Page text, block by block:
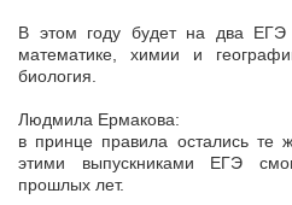
В этом году будет на два ЕГЭ
математике, химии и
биология.
Людмила Ермакова:
в принце правила остались те
этими выпускниками ЕГЭ
прошлых лет.